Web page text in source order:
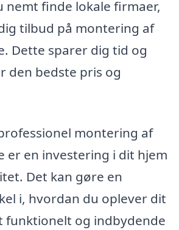
nemt finde lokale firmaer,
tilbud på montering af
Dette sparer dig tid og
den bedste pris og
montering af
er en investering i dit hjem
Det kan gøre en
i, hvordan du oplever dit
funktionelt og indbydende